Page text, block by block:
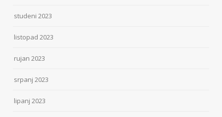
studeni 2023
listopad 2023
rujan 2023
srpanj 2023
lipanj 2023